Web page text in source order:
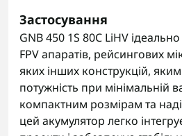
Застосування
GNB 450 1S 80C LiHV
FPV апаратів, рейсингових
яких інших конструкцій,
потужність при мінімальній
компактним розмірам та
цей акумулятор легко